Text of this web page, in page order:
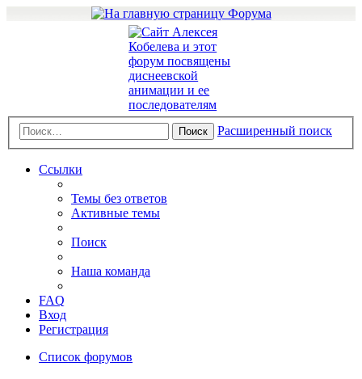
Поиск Расширенный поиск
Ссылки
Темы без ответов
Активные темы
Поиск
Наша команда
FAQ
Вход
Регистрация
Список форумов